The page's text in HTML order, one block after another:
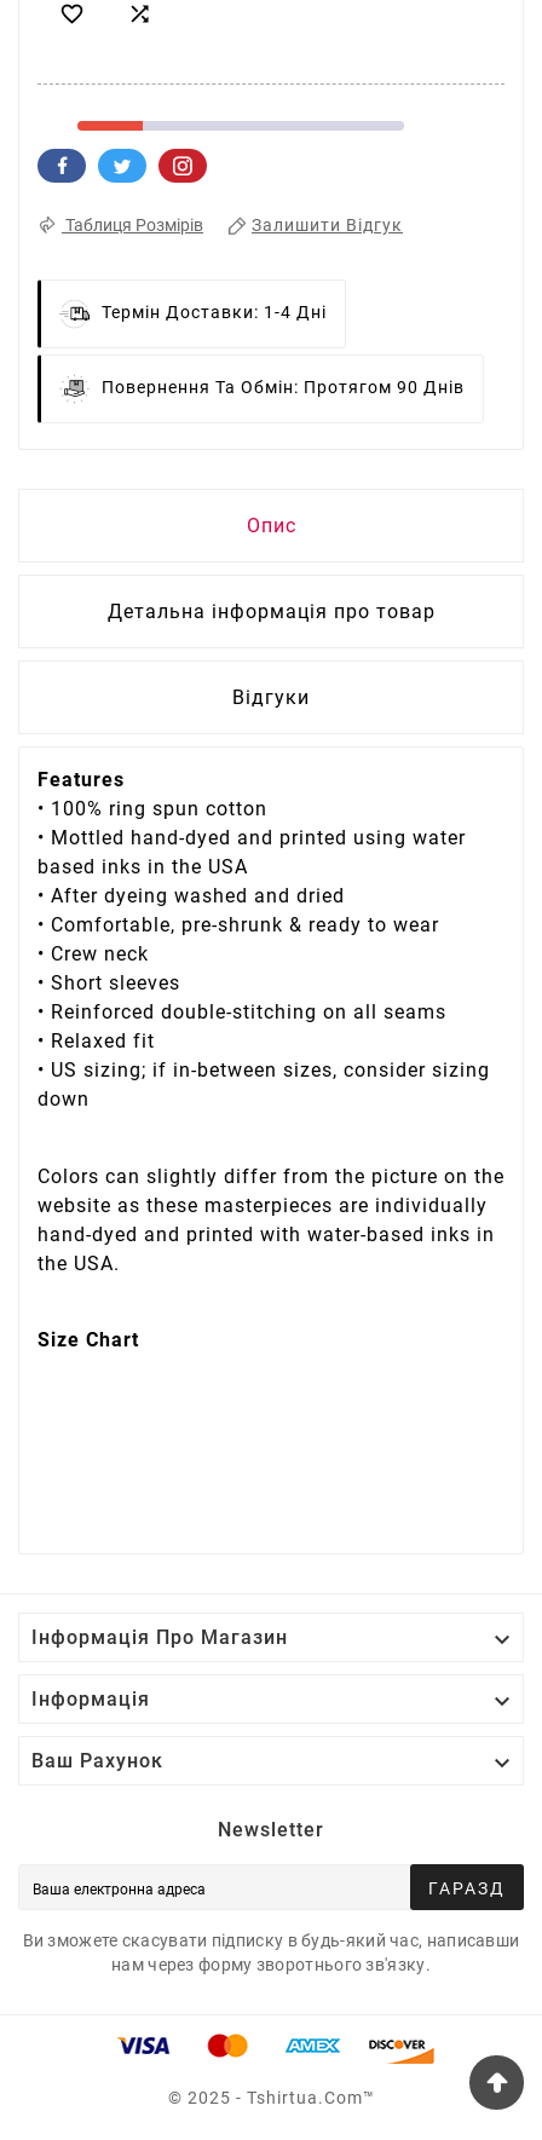
 
Таблиця Розмірів Залишити Відгук
Термін Доставки: 1-4 Дні
Повернення Та Обмін: Протягом 90 Днів
Опис
Детальна інформація про товар
Відгуки
Features
• 100% ring spun cotton
• Mottled hand-dyed and printed using water
based inks in the USA
• After dyeing washed and dried
• Comfortable, pre-shrunk & ready to wear
• Crew neck
• Short sleeves
• Reinforced double-stitching on all seams
• Relaxed fit
• US sizing; if in-between sizes, consider sizing
down
Colors can slightly differ from the picture on the
website as these masterpieces are individually
hand-dyed and printed with water-based inks in
the USA.
Size Chart
Інформація Про Магазин 
Інформація 
Ваш Рахунок 
Newsletter
ГАРАЗД
Ви зможете скасувати підписку в будь-який час, написавши
нам через форму зворотнього зв'язку.
© 2025 - Tshirtua.com™